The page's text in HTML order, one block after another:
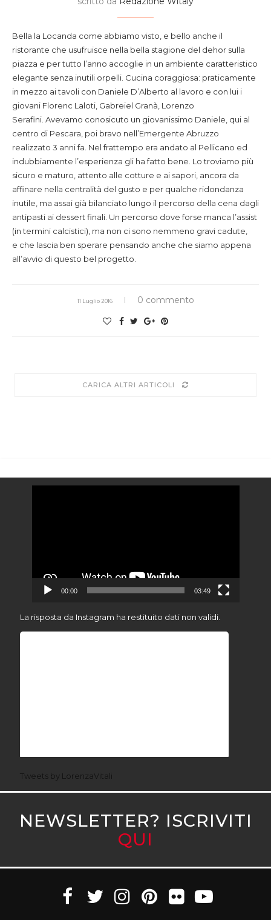
Bella la Locanda come abbiamo visto, e bello anche il
ristorante che usufruisce nella bella stagione del dehor sulla
piazza e per tutto l’anno accoglie in un ambiente caratteristico
elegante senza inutili orpelli. Cucina coraggiosa: praticamente
in mezzo ai tavoli con Daniele D’Alberto al lavoro e con lui i
giovani Florenc Laloti, Gabreiel Granà, Lorenzo
Serafini. Avevamo conosicuto un giovanissimo Daniele, qui al
centro di Pescara, poi bravo nell’Emergente Abruzzo
realizzato 3 anni fa. Nel frattempo era andato al Pellicano ed
indubbiamente l’esperienza gli ha fatto bene. Lo troviamo più
sicuro e maturo, attento alle cotture e ai sapori, ancora da
affinare nella centralità del gusto e per qualche ridondanza
inutile, ma assai già bilanciato lungo il percorso della cena dagli
antipasti ai dessert finali. Un percorso dove forse manca l’assist
(in termini calcistici), ma non ci sono nemmeno gravi cadute,
e che lascia ben sperare pensando anche che siamo appena
all’avvio di questo bel progetto.
11 Luglio 2016 0 commento
CARICA ALTRI ARTICOLI
00:00 03:49
La risposta da Instagram ha restituito dati non validi.
Tweets by LorenzaVitali
NEWSLETTER? ISCRIVITI
QUI